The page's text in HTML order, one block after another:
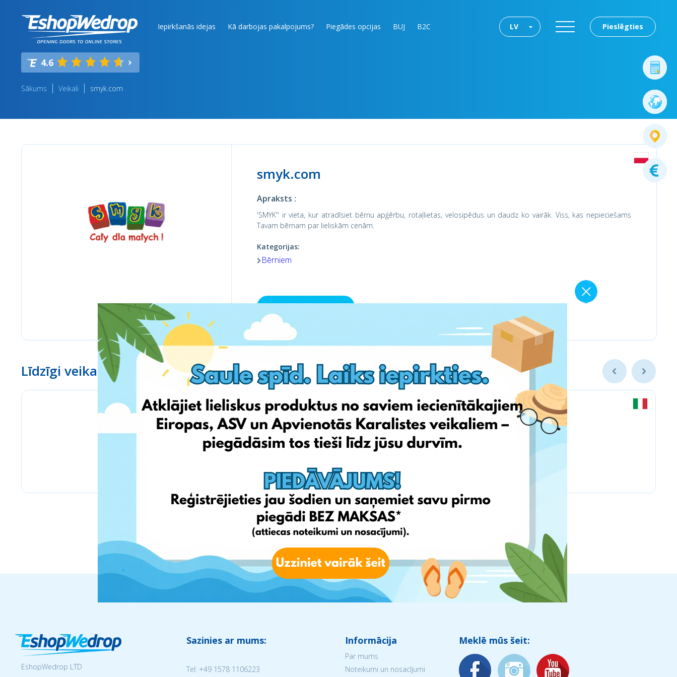
Iepirkšanās idejas Kā darbojas pakalpojums? Piegādes opcijas BUJ B2C Pieslēgties
LV
4.6
Sākums Veikali smyk.com
smyk.com
Apraksts :
'SMYK'' ir vieta, kur atradīsiet bērnu apģērbu, rotaļlietas, velosipēdus un daudz ko vairāk. Viss, kas nepieciešams
Tavam bērnam par lieliskām cenām.
Kategorijas:
Bērniem
Līdzīgi veikali
EshopWedrop LTD
Sazinies ar mums:
Tel: +49 1578 1106223
Informācija
Par mums
Noteikumi un nosacījumi
Meklē mūs šeit: